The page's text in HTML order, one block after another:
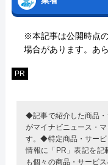
※本記事は公開時点
場合があります。あ
PR
◆記事で紹介した商品
がマイナビニュース・
す。◆特定商品・サービ
情報に「PR」表記を
も個々の商品・サービ